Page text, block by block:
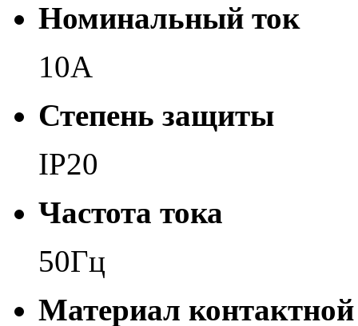
Номинальный ток
10А
Степень защиты
IP20
Частота тока
50Гц
Материал